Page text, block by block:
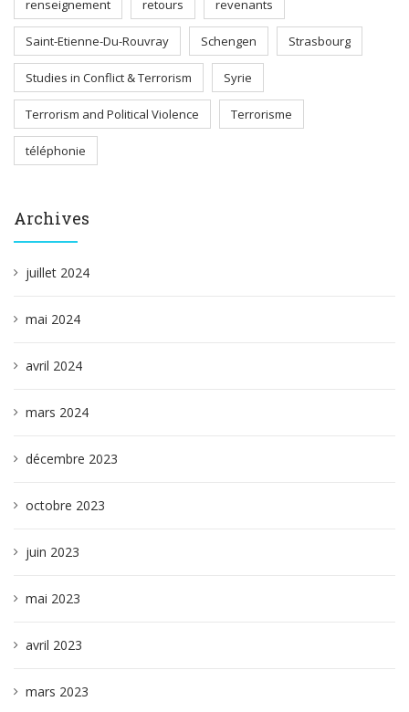
renseignement retours revenants
Saint-Etienne-Du-Rouvray Schengen Strasbourg
Studies in Conflict & Terrorism Syrie
Terrorism and Political Violence Terrorisme
téléphonie
Archives
juillet 2024
mai 2024
avril 2024
mars 2024
décembre 2023
octobre 2023
juin 2023
mai 2023
avril 2023
mars 2023